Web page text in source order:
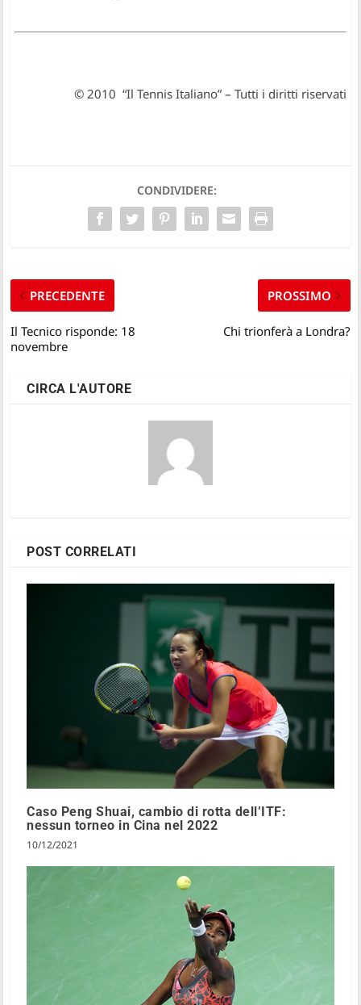
© 2010 “Il Tennis Italiano” – Tutti i diritti riservati
CONDIVIDERE:
PRECEDENTE
Il Tecnico risponde: 18
novembre
PROSSIMO
Chi trionferà a Londra?
CIRCA L'AUTORE
POST CORRELATI
Caso Peng Shuai, cambio di rotta dell’ITF:
nessun torneo in Cina nel 2022
10/12/2021